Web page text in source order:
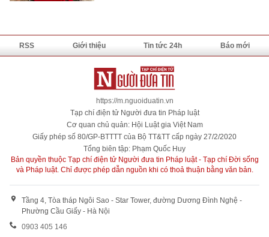
RSS Giới thiệu Tin tức 24h Báo mới
https://m.nguoiduatin.vn
Tạp chí điện tử Người đưa tin Pháp luật
Cơ quan chủ quản: Hội Luật gia Việt Nam
Giấy phép số 80/GP-BTTTT của Bộ TT&TT cấp ngày 27/2/2020
Tổng biên tập: Phạm Quốc Huy
Bản quyền thuộc Tạp chí điện tử Người đưa tin Pháp luật - Tạp chí Đời sống
và Pháp luật. Chỉ được phép dẫn nguồn khi có thoả thuận bằng văn bản.
Tầng 4, Tòa tháp Ngôi Sao - Star Tower, đường Dương Đình Nghệ -
Phường Cầu Giấy - Hà Nội
0903 405 146